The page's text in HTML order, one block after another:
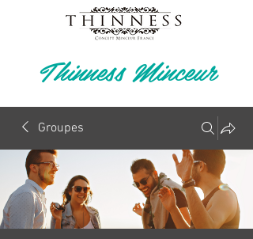
Thinness Minceur
Groupes